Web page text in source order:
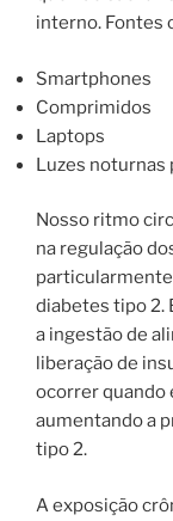
interno. Fontes
Smartphones
Comprimidos
Laptops
Luzes noturnas
Nosso ritmo
na regulação
diabetes tipo 2.
a ingestão de
liberação de
ocorrer
aumentando a
tipo 2.
A exposição